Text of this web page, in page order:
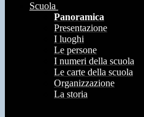
Scuola
Panoramica
Presentazione
I luoghi
Le persone
I numeri della scuola
Le carte della scuola
Organizzazione
La storia